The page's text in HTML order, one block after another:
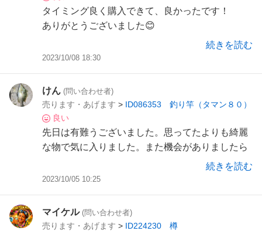
タイミング良く購入できて、良かったです！
ありがとうございました😊
続きを読む
2023/10/08 18:30
けん (問い合わせ者)
売ります・あげます > ID086353 釣り竿（タマン８０）
良い
先日は有難うございました。思ってたよりも綺麗
な物で気に入りました。また機会がありましたら
続きを読む
2023/10/05 10:25
マイケル (問い合わせ者)
売ります・あげます > ID224230 樽